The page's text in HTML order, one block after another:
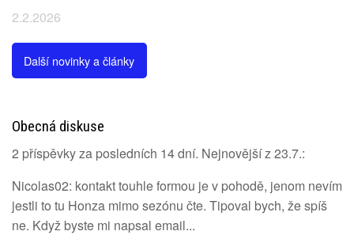
2.2.2026
Další novinky a články
Obecná diskuse
2 příspěvky za posledních 14 dní. Nejnovější z 23.7.:
Nicolas02: kontakt touhle formou je v pohodě, jenom nevím
jestli to tu Honza mimo sezónu čte. Tipoval bych, že spíš
ne. Když byste mi napsal email...